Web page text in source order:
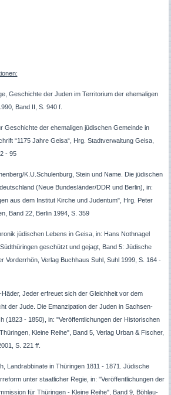
Geschichte der Juden im Territorium der ehemaligen
Band II, S. 940 f.
Geschichte der ehemaligen jüdischen Gemeinde in
“1175 Jahre Geisa“, Hrg. Stadtverwaltung Geisa,
- 95
K.U.Schulenburg, Stein und Name. Die jüdischen
(Neue Bundesländer/DDR und Berlin), in:
aus dem Institut Kirche und Judentum", Hrg. Peter
Band 22, Berlin 1994, S. 359
jüdischen Lebens in Geisa, in: Hans Nothnagel
geschützt und gejagt, Band 5: Jüdische
Vorderrhön, Verlag Buchhaus Suhl, Suhl 1999, S. 164 -
Jeder erfreuet sich der Gleichheit vor dem
der Jude. Die Emanzipation der Juden in Sachsen-
(1823 - 1850), in: "Veröffentlichungen der Historischen
Kleine Reihe", Band 5, Verlag Urban & Fischer,
S. 221 ff.
Landrabbinate in Thüringen 1811 - 1871. Jüdische
unter staatlicher Regie, in: "Veröffentlichungen der
für Thüringen - Kleine Reihe", Band 9, Böhlau-